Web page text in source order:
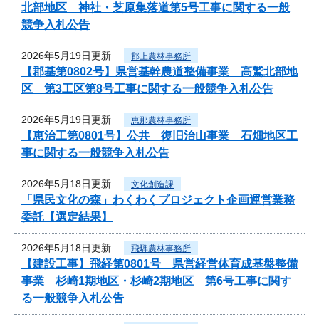
北部地区 神社・芝原集落道第5号工事に関する一般
競争入札公告
2026年5月19日更新 郡上農林事務所
【郡基第0802号】県営基幹農道整備事業 高鷲北部地
区 第3工区第8号工事に関する一般競争入札公告
2026年5月19日更新 恵那農林事務所
【恵治工第0801号】公共 復旧治山事業 石畑地区工
事に関する一般競争入札公告
2026年5月18日更新 文化創造課
「県民文化の森」わくわくプロジェクト企画運営業務
委託【選定結果】
2026年5月18日更新 飛騨農林事務所
【建設工事】飛経第0801号 県営経営体育成基盤整備
事業 杉崎1期地区・杉崎2期地区 第6号工事に関す
る一般競争入札公告